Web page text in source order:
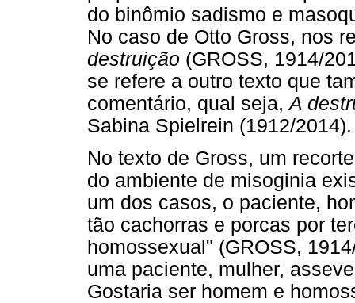
do binômio sadismo e
No caso de Otto Gross, nos
destruição (GROSS, 1914/
se refere a outro texto que
comentário, qual seja,A
Sabina Spielrein (1912/2014).
No texto de Gross, um
do ambiente de misoginia
um dos casos, o paciente,
tão cachorras e porcas por
homossexual" (GROSS,
uma paciente, mulher,
Gostaria ser homem e